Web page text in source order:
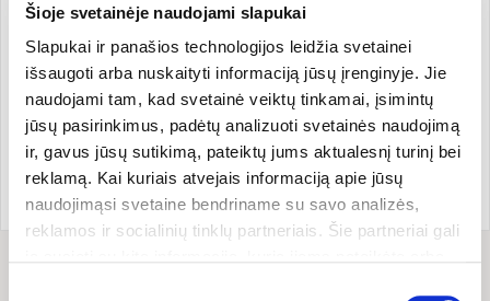
Šioje svetainėje naudojami slapukai
Slapukai ir panašios technologijos leidžia svetainei
išsaugoti arba nuskaityti informaciją jūsų įrenginyje. Jie
naudojami tam, kad svetainė veiktų tinkamai, įsimintų
jūsų pasirinkimus, padėtų analizuoti svetainės naudojimą
ir, gavus jūsų sutikimą, pateiktų jums aktualesnį turinį bei
reklamą. Kai kuriais atvejais informaciją apie jūsų
naudojimąsi svetaine bendriname su savo analizės,
reklamos ir socialinių tinklų partneriais. Šie partneriai gali
išmaišome ir dar pakepame kelias minutes.
6. Padažui skirtus ingredientus sumaišome dubenėlyje.
7. Į iškepusius moliūgus sudedame paruoštą įdarą,
apliejame padažu ir apibarstome smulkintomis
petražolėmis. Tiekiame iškart arba laikome šiltoje
orkaitėje.
Receptas @wise_taste.